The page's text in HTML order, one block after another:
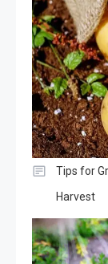
Tips for
Harvest